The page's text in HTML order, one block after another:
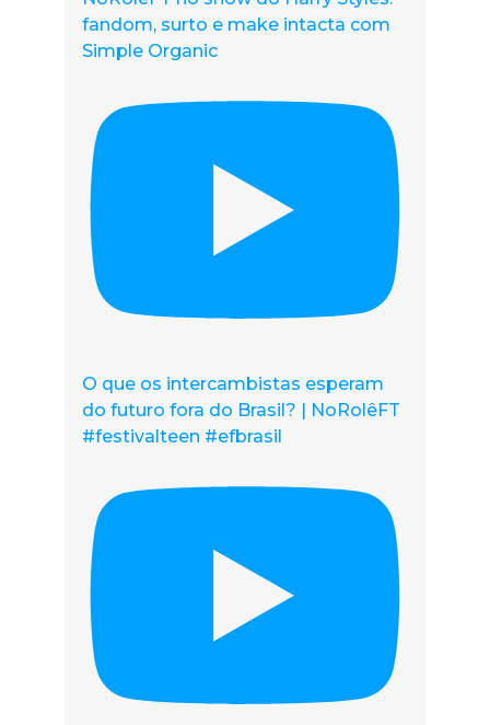
fandom, surto e make intacta com
Simple Organic
O que os intercambistas esperam
do futuro fora do Brasil? | NoRolêFT
#festivalteen #efbrasil